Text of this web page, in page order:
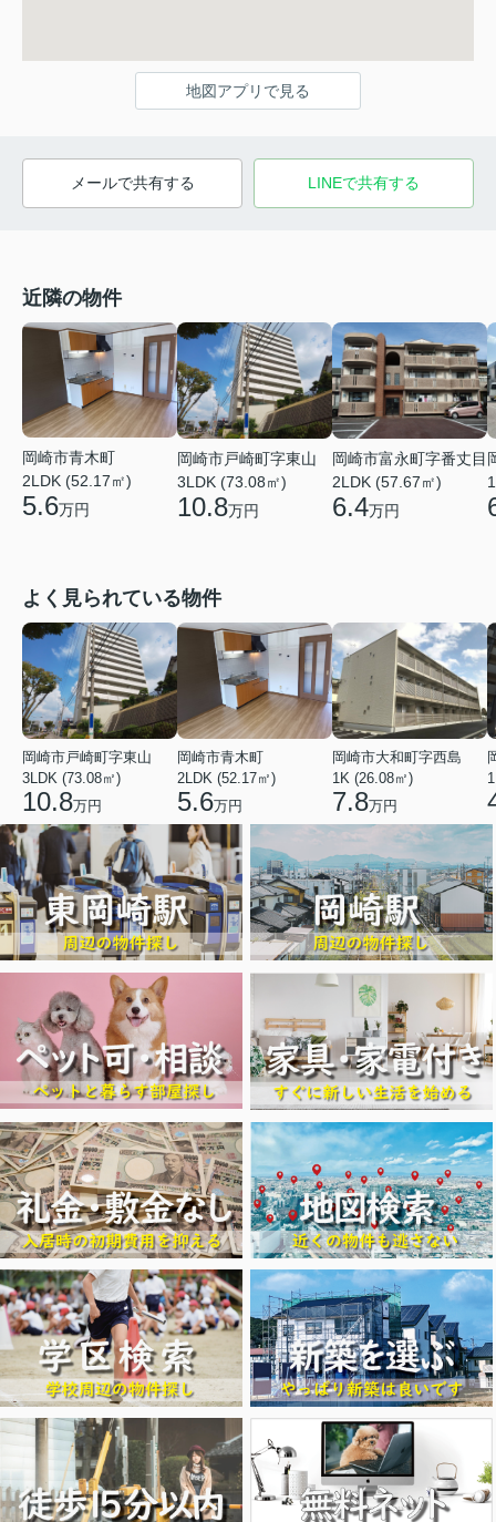
地図アプリで見る
メールで共有する LINEで共有する
近隣の物件
岡崎市青木町
2LDK (52.17㎡)
5.6万円
岡崎市戸崎町字東山
3LDK (73.08㎡)
10.8万円
岡崎市富永町字番丈目
2LDK (57.67㎡)
6.4万円
よく見られている物件
岡崎市戸崎町字東山
3LDK (73.08㎡)
10.8万円
岡崎市青木町
2LDK (52.17㎡)
5.6万円
岡崎市大和町字西島
1K (26.08㎡)
7.8万円